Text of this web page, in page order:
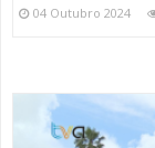
04 Outubro 2024